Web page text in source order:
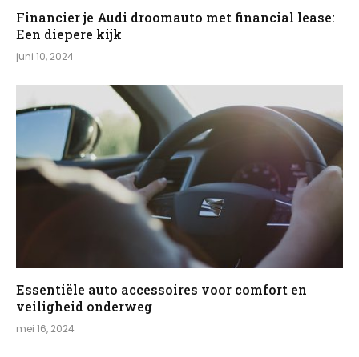
Financier je Audi droomauto met financial lease:
Een diepere kijk
juni 10, 2024
Essentiële auto accessoires voor comfort en
veiligheid onderweg
mei 16, 2024